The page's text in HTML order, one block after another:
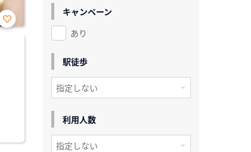
お気
キャンペーン
あり
駅徒歩
利用人数